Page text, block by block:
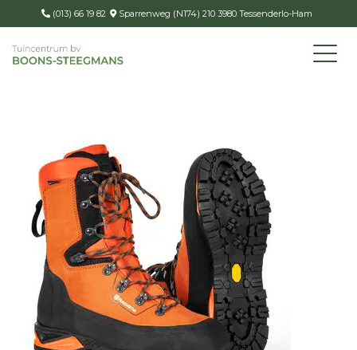
(013) 66 19 82 Sparrenweg (N174) 210 3980 Tessenderlo-Ham